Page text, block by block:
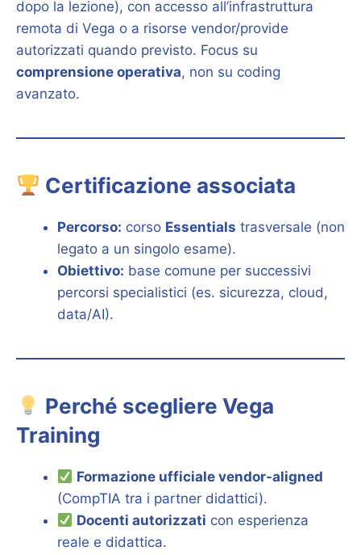
dopo la lezione), con accesso all’infrastruttura
remota di Vega o a risorse vendor/provide
autorizzati quando previsto. Focus su
comprensione operativa, non su coding
avanzato.
Certificazione associata
Percorso: corso Essentials trasversale (non
legato a un singolo esame).
Obiettivo: base comune per successivi
percorsi specialistici (es. sicurezza, cloud,
data/AI).
Perché scegliere Vega
Training
Formazione ufficiale vendor-aligned
(CompTIA tra i partner didattici).
Docenti autorizzati con esperienza
reale e didattica.